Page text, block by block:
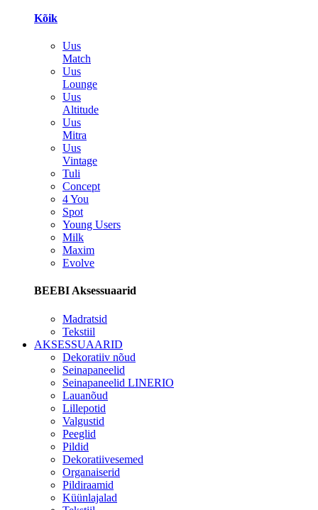
Kõik
Uus
Match
Uus
Lounge
Uus
Altitude
Uus
Mitra
Uus
Vintage
Tuli
Concept
4 You
Spot
Young Users
Milk
Maxim
Evolve
BEEBI Aksessuaarid
Madratsid
Tekstiil
AKSESSUAARID
Dekoratiiv nõud
Seinapaneelid
Seinapaneelid LINERIO
Lauanõud
Lillepotid
Valgustid
Peeglid
Pildid
Dekoratiivesemed
Organaiserid
Pildiraamid
Küünlajalad